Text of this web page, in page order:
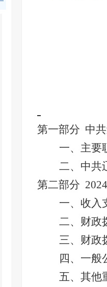
第一部分 中
一、 主要
二、 中共
第二部分 2024
一、收入
二、财政
三、财政
四、一般
五、其他